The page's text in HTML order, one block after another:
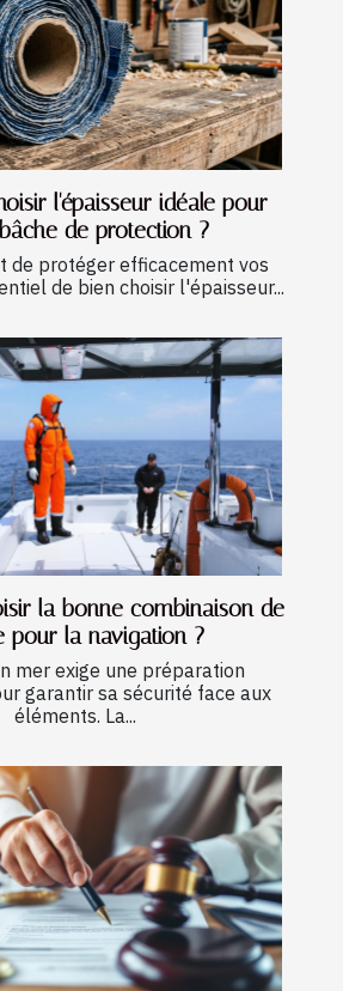
l'épaisseur idéale pour
de protection ?
de protéger efficacement vos
de bien choisir l'épaisseur...
la bonne combinaison de
pour la navigation ?
mer exige une préparation
garantir sa sécurité face aux
éléments. La...